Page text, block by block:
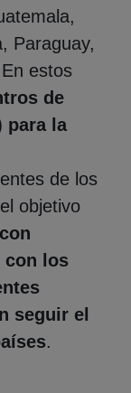
Paraguay,
estos
de
para la
de los
objetivo
con los
seguir el
.